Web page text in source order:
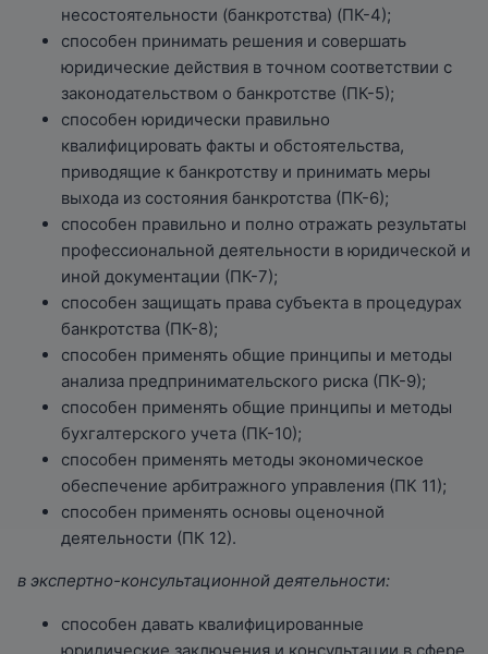
несостоятельности (банкротства) (ПК-4);
способен принимать решения и совершать
юридические действия в точном соответствии с
законодательством о банкротстве (ПК-5);
способен юридически правильно
квалифицировать факты и обстоятельства,
приводящие к банкротству и принимать меры
выхода из состояния банкротства (ПК-6);
способен правильно и полно отражать результаты
профессиональной деятельности в юридической и
иной документации (ПК-7);
способен защищать права субъекта в процедурах
банкротства (ПК-8);
способен применять общие принципы и методы
анализа предпринимательского риска (ПК-9);
способен применять общие принципы и методы
бухгалтерского учета (ПК-10);
способен применять методы экономическое
обеспечение арбитражного управления (ПК 11);
способен применять основы оценочной
деятельности (ПК 12).
в экспертно-консультационной деятельности:
способен давать квалифицированные